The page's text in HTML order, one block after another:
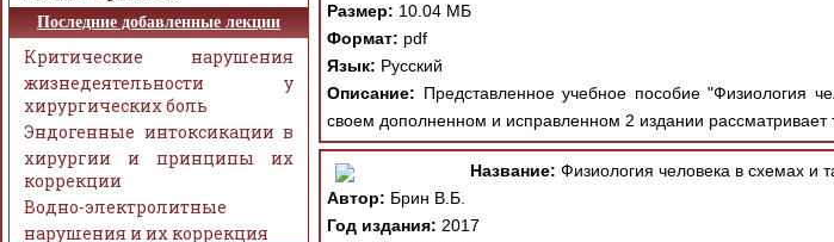
Размер: 10.04 МБ
Формат: pdf
Язык: Русский
Описание: Представленное учебное пособие "Физиология
своем дополненном и исправленном 2 издании
Название: Физиология человека в схемах и
Автор: Брин В.Б.
Год издания: 2017
Последние добавленные лекции
Критические нарушения
жизнедеятельности у
хирургических боль
Эндогенные интоксикации в
хирургии и принципы их
коррекции
Водно-электролитные
нарушения и их коррекция